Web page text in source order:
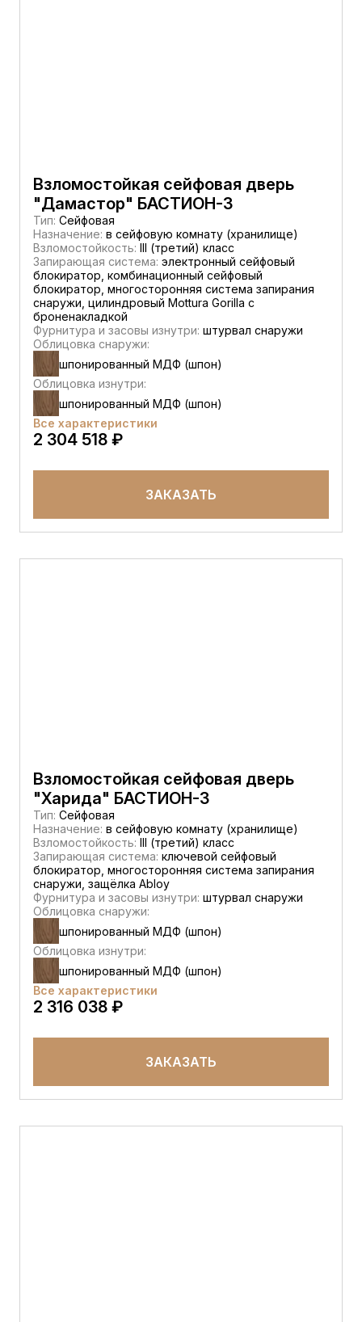
Взломостойкая сейфовая дверь
"Дамастор" БАСТИОН-3
Тип: Сейфовая
Назначение: в сейфовую комнату (хранилище)
Взломостойкость: III (третий) класс
Запирающая система: электронный сейфовый
блокиратор, комбинационный сейфовый
блокиратор, многосторонняя система запирания
снаружи, цилиндровый Mottura Gorilla с
броненакладкой
Фурнитура и засовы изнутри: штурвал снаружи
Облицовка снаружи:
шпонированный МДФ (шпон)
Облицовка изнутри:
шпонированный МДФ (шпон)
Все характеристики
2 304 518 ₽
ЗАКАЗАТЬ
Взломостойкая сейфовая дверь
"Харида" БАСТИОН-3
Тип: Сейфовая
Назначение: в сейфовую комнату (хранилище)
Взломостойкость: III (третий) класс
Запирающая система: ключевой сейфовый
блокиратор, многосторонняя система запирания
снаружи, защёлка Abloy
Фурнитура и засовы изнутри: штурвал снаружи
Облицовка снаружи:
шпонированный МДФ (шпон)
Облицовка изнутри:
шпонированный МДФ (шпон)
Все характеристики
2 316 038 ₽
ЗАКАЗАТЬ